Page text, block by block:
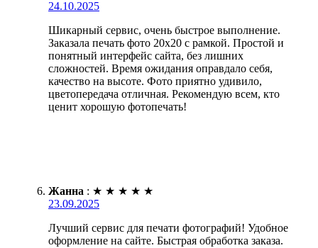
24.10.2025
Шикарный сервис, очень быстрое выполнение.
Заказала печать фото 20х20 с рамкой. Простой и
понятный интерфейс сайта, без лишних
сложностей. Время ожидания оправдало себя,
качество на высоте. Фото приятно удивило,
цветопередача отличная. Рекомендую всем, кто
ценит хорошую фотопечать!
Жанна : ★ ★ ★ ★ ★
23.09.2025
Лучший сервис для печати фотографий! Удобное
оформление на сайте. Быстрая обработка заказа.